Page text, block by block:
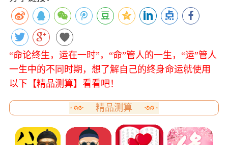
“命论终生，运在一时”，“命”管人的一生，“运”管人
一生中的不同时期，想了解自己的终身命运就使用
以下【精品测算】看看吧！
精品测算